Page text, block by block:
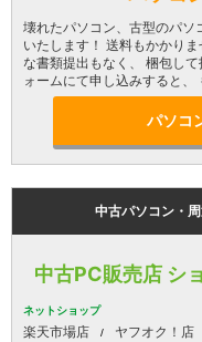
壊れたパソコン、古型のパソ
いたします！ 送料もかかり
な書類提出もなく、 梱包し
ォームにて申し込みすると、
パソコ
中古パソコン・
中古PC販売店 シ
ネットショップ
楽天市場店 ヤフオク！店